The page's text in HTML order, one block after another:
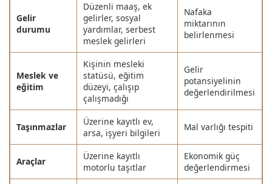
Gelir
durumu
Düzenli maaş, ek
gelirler, sosyal
yardımlar, serbest
meslek gelirleri
Nafaka
miktarının
belirlenmesi
Meslek ve
eğitim
Kişinin mesleki
statüsü, eğitim
düzeyi, çalışıp
çalışmadığı
Gelir
potansiyelinin
değerlendirilmesi
Taşınmazlar
Üzerine kayıtlı ev,
arsa, işyeri bilgileri
Mal varlığı tespiti
Araçlar
Üzerine kayıtlı
motorlu taşıtlar
Ekonomik güç
değerlendirmesi